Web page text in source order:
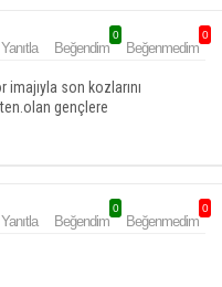
Yanıtla Beğendim
0
Beğenmedim
0
son kozlarını
gençlere
Yanıtla Beğendim
0
Beğenmedim
0